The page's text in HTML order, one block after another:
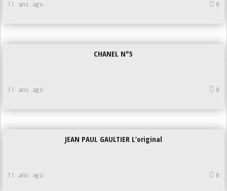
0
11 ans ago
CHANEL N°5
0
11 ans ago
JEAN PAUL GAULTIER L’original
0
11 ans ago